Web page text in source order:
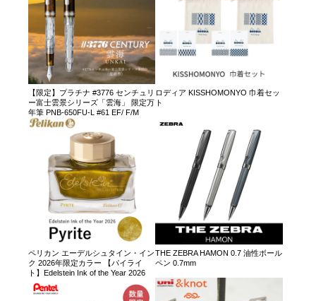
【限定】プラチナ #3776 センチュリ
ー富士雲景シリーズ「雲海」 限定万
年筆 PNB-650FU-L #61 EF/ F/M
ロディア KISSHOMONYO 巾着セッ
ト
ペリカン エーデルシュタイン・イン
ク 2026年限定カラー 【パイライ
ト】Edelstein Ink of the Year 2026
THE ZEBRA HAMON 0.7 油性ボール
ペン 0.7mm